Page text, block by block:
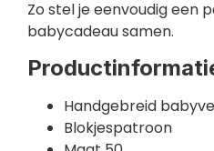
Zo stel je eenvoudig een
babycadeau samen.
Handgebreid
Blokjespatroon